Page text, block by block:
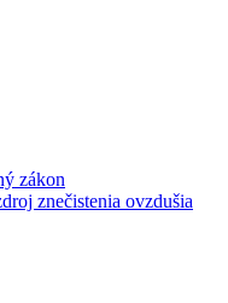
zákon
znečistenia ovzdušia